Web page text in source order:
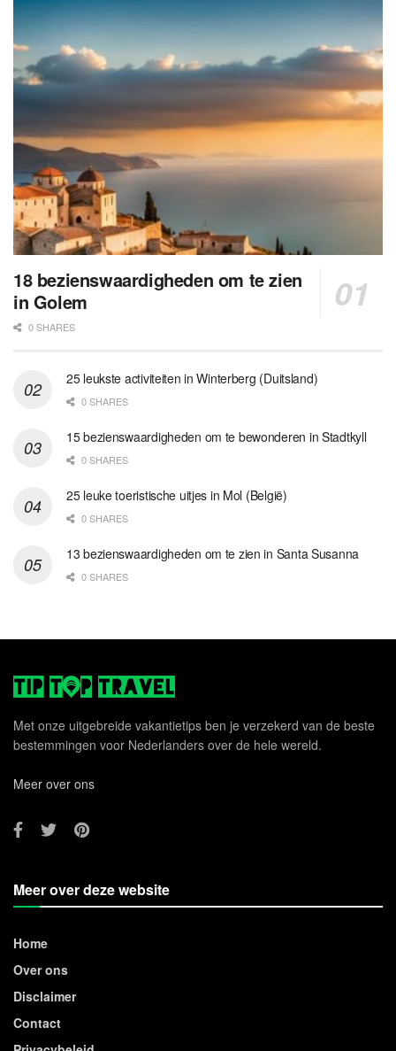
18 bezienswaardigheden om te zien
in Golem
0 SHARES
25 leukste activiteiten in Winterberg (Duitsland)
0 SHARES
15 bezienswaardigheden om te bewonderen in Stadtkyll
0 SHARES
25 leuke toeristische uitjes in Mol (België)
0 SHARES
13 bezienswaardigheden om te zien in Santa Susanna
0 SHARES
Met onze uitgebreide vakantietips ben je verzekerd van de beste
bestemmingen voor Nederlanders over de hele wereld.
Meer over ons
Meer over deze website
Home
Over ons
Disclaimer
Contact